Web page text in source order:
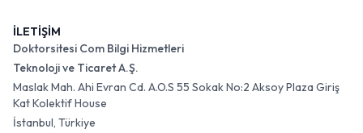
İLETİŞİM
Doktorsitesi Com Bilgi Hizmetleri
Teknoloji ve Ticaret A.Ş.
Maslak Mah. Ahi Evran Cd. A.O.S 55 Sokak No:2 Aksoy Plaza Giriş
Kat Kolektif House
İstanbul, Türkiye